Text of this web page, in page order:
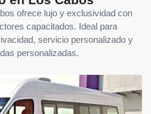
ofrece lujo y exclusividad con
capacitados. Ideal para
servicio personalizado y
personalizadas.